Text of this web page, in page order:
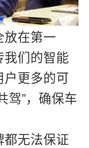
放在第一
们的智能
更多的可
驾”，确保车
无法保证